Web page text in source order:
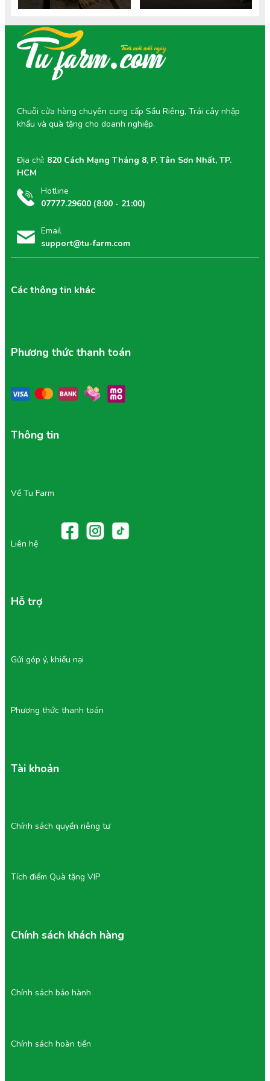
Hotline
07777.29600 (8:00 - 21:00)
Email
support@tu-farm.com
Các thông tin khác
Chuỗi cửa hàng chuyên cung cấp Sầu Riêng, Trái cây nhập
khẩu và quà tặng cho doanh nghiệp.
Địa chỉ: 820 Cách Mạng Tháng 8, P. Tân Sơn Nhất, TP.
HCM
Phương thức thanh toán
Thông tin
Về Tu Farm
Liên hệ
Hỗ trợ
Chính sách khách hàng
Chính sách bảo hành
Chính sách hoàn tiền
Tích điểm Quà tặng VIP
Chính sách quyền riêng tư
Tài khoản
Phương thức thanh toán
Gửi góp ý, khiếu nại